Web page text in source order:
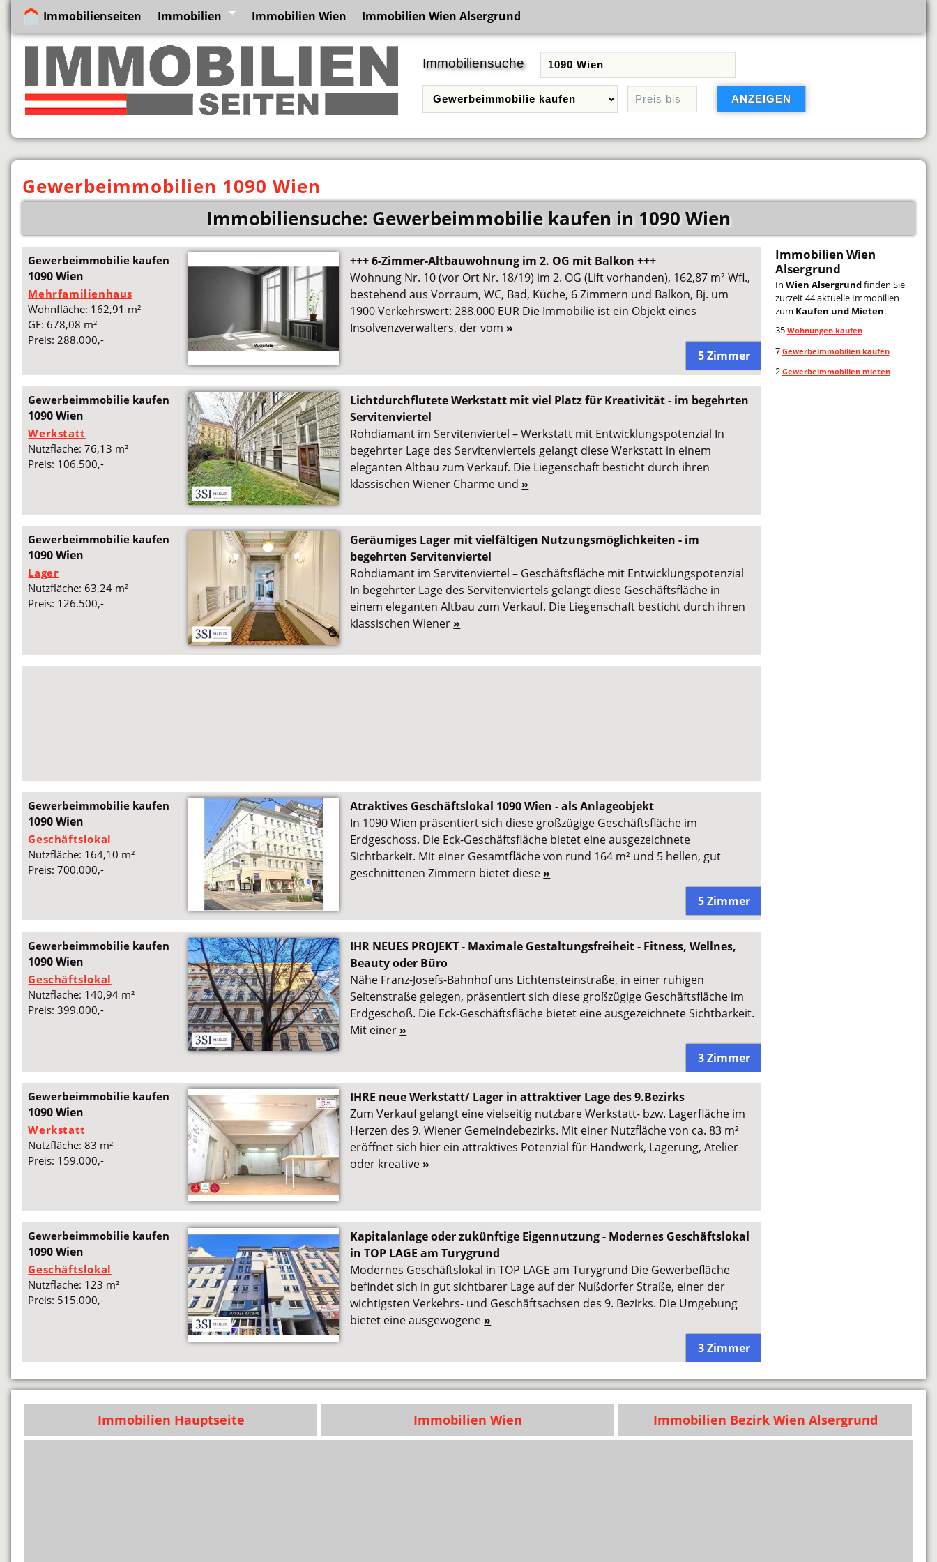
Immobilienseiten Immobilien Immobilien Wien Immobilien Wien Alsergrund
Immobiliensuche
Gewerbeimmobilien 1090 Wien
Immobiliensuche: Gewerbeimmobilie kaufen in 1090 Wien
Gewerbeimmobilie kaufen
1090 Wien
Mehrfamilienhaus
Wohnfläche: 162,91 m²
GF: 678,08 m²
Preis: 288.000,-
+++ 6-Zimmer-Altbauwohnung im 2. OG mit Balkon +++
Wohnung Nr. 10 (vor Ort Nr. 18/19) im 2. OG (Lift vorhanden), 162,87 m² Wfl.,
bestehend aus Vorraum, WC, Bad, Küche, 6 Zimmern und Balkon, Bj. um
1900 Verkehrswert: 288.000 EUR Die Immobilie ist ein Objekt eines
Insolvenzverwalters, der vom »
5 Zimmer
Gewerbeimmobilie kaufen
1090 Wien
Werkstatt
Nutzfläche: 76,13 m²
Preis: 106.500,-
Lichtdurchflutete Werkstatt mit viel Platz für Kreativität - im begehrten
Servitenviertel
Rohdiamant im Servitenviertel – Werkstatt mit Entwicklungspotenzial In
begehrter Lage des Servitenviertels gelangt diese Werkstatt in einem
eleganten Altbau zum Verkauf. Die Liegenschaft besticht durch ihren
klassischen Wiener Charme und »
Gewerbeimmobilie kaufen
1090 Wien
Lager
Nutzfläche: 63,24 m²
Preis: 126.500,-
Geräumiges Lager mit vielfältigen Nutzungsmöglichkeiten - im
begehrten Servitenviertel
Rohdiamant im Servitenviertel – Geschäftsfläche mit Entwicklungspotenzial
In begehrter Lage des Servitenviertels gelangt diese Geschäftsfläche in
einem eleganten Altbau zum Verkauf. Die Liegenschaft besticht durch ihren
klassischen Wiener »
Gewerbeimmobilie kaufen
1090 Wien
Geschäftslokal
Nutzfläche: 164,10 m²
Preis: 700.000,-
Atraktives Geschäftslokal 1090 Wien - als Anlageobjekt
In 1090 Wien präsentiert sich diese großzügige Geschäftsfläche im
Erdgeschoss. Die Eck-Geschäftsfläche bietet eine ausgezeichnete
Sichtbarkeit. Mit einer Gesamtfläche von rund 164 m² und 5 hellen, gut
geschnittenen Zimmern bietet diese »
5 Zimmer
Gewerbeimmobilie kaufen
1090 Wien
Geschäftslokal
Nutzfläche: 140,94 m²
Preis: 399.000,-
IHR NEUES PROJEKT - Maximale Gestaltungsfreiheit - Fitness, Wellnes,
Beauty oder Büro
Nähe Franz-Josefs-Bahnhof uns Lichtensteinstraße, in einer ruhigen
Seitenstraße gelegen, präsentiert sich diese großzügige Geschäftsfläche im
Erdgeschoß. Die Eck-Geschäftsfläche bietet eine ausgezeichnete Sichtbarkeit.
Mit einer »
3 Zimmer
Gewerbeimmobilie kaufen
1090 Wien
Werkstatt
Nutzfläche: 83 m²
Preis: 159.000,-
IHRE neue Werkstatt/ Lager in attraktiver Lage des 9.Bezirks
Zum Verkauf gelangt eine vielseitig nutzbare Werkstatt- bzw. Lagerfläche im
Herzen des 9. Wiener Gemeindebezirks. Mit einer Nutzfläche von ca. 83 m²
eröffnet sich hier ein attraktives Potenzial für Handwerk, Lagerung, Atelier
oder kreative »
Gewerbeimmobilie kaufen
1090 Wien
Geschäftslokal
Nutzfläche: 123 m²
Preis: 515.000,-
Kapitalanlage oder zukünftige Eigennutzung - Modernes Geschäftslokal
in TOP LAGE am Turygrund
Modernes Geschäftslokal in TOP LAGE am Turygrund Die Gewerbefläche
befindet sich in gut sichtbarer Lage auf der Nußdorfer Straße, einer der
wichtigsten Verkehrs- und Geschäftsachsen des 9. Bezirks. Die Umgebung
bietet eine ausgewogene »
3 Zimmer
Immobilien Wien
Alsergrund
In Wien Alsergrundfinden Sie
zurzeit 44 aktuelle Immobilien
zum Kaufen und Mieten:
35 Wohnungen kaufen
7 Gewerbeimmobilien kaufen
2 Gewerbeimmobilien mieten
Immobilien Hauptseite Immobilien Wien Immobilien Bezirk Wien Alsergrund